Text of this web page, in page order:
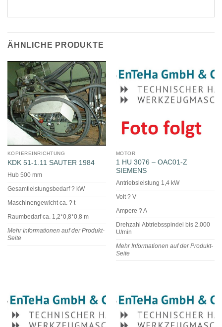
ÄHNLICHE PRODUKTE
KOPIEREINRICHTUNG
KDK 51-1.11 SAUTER 1984
Hub 500 mm
Gesamtleistungsbedarf ? kW
Maschinengewicht ca. ? t
Raumbedarf ca. 1,2*0,8*0,8 m
Mehr Informationen auf der Produkt-
Seite
MOTOR
1 HU 3076 – OAC01-Z
SIEMENS
Antriebsleistung 1,4 kW
Volt ? V
Ampere ? A
Drehzahl Abtriebsspindel bis 2.000
U/min
Mehr Informationen auf der Produkt-
Seite